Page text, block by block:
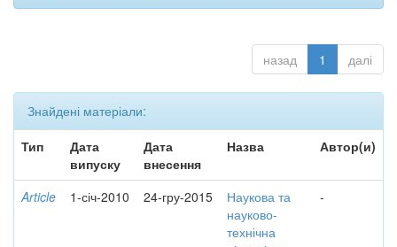
назад 1 далі
Знайдені матеріали:
Тип
Дата
випуску
Дата
внесення
Назва Автор(и)
Article 1-січ-2010 24-гру-2015
Наукова та
науково-
технічна
-